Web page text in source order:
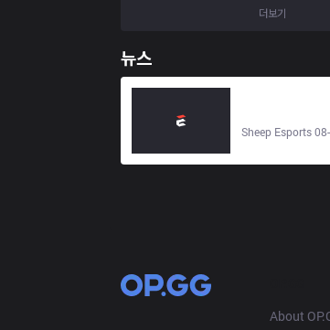
더보기
뉴스
Sheep Esports
About